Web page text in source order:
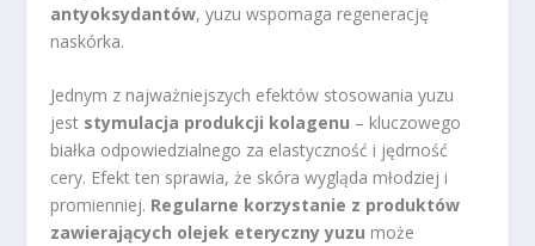
antyoksydantów, yuzu wspomaga regenerację
naskórka.
Jednym z najważniejszych efektów stosowania yuzu
jest stymulacja produkcji kolagenu – kluczowego
białka odpowiedzialnego za elastyczność i jędrność
cery. Efekt ten sprawia, że skóra wygląda młodziej i
promienniej. Regularne korzystanie z produktów
zawierających olejek eteryczny yuzu może